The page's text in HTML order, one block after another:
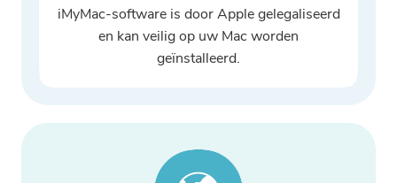
iMyMac-software is door Apple gelegaliseerd
en kan veilig op uw Mac worden
geïnstalleerd.
Bedankt voor je abonnement!
Bedankt voor je abonnement!
De downloadlink en couponcode zijn
aan te schaffen.